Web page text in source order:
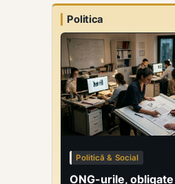
dezvoltarea
infrastructurii și
îmbunătățirea
vizibilității
cercetării
românești.
Instituțiile
beneficiare vor
trebui să
urmărească
indicatori de
rezultat
Politica
Politică & Social
ONG-urile,